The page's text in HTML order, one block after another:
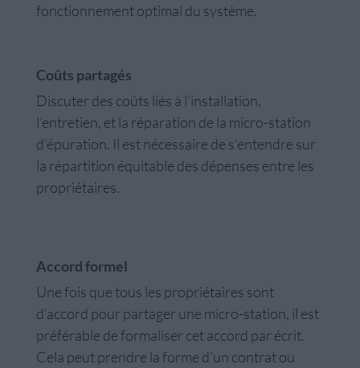
fonctionnement optimal du système.
Coûts partagés
Discuter des coûts liés à l’installation,
l’entretien, et la réparation de la micro-station
d’épuration. Il est nécessaire de s’entendre sur
la répartition équitable des dépenses entre les
propriétaires.
Accord formel
Une fois que tous les propriétaires sont
d’accord pour partager une micro-station, il est
préférable de formaliser cet accord par écrit.
Cela peut prendre la forme d’un contrat ou